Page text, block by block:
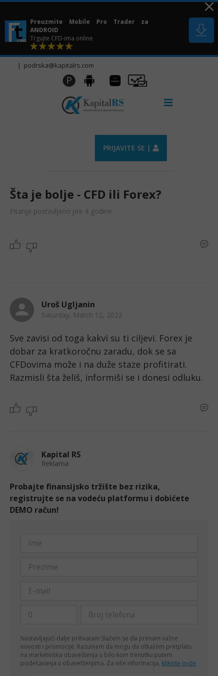
Skip
content
Preuzmite Mobile Pro Trader za
ANDROID
Trgujte CFD-ima online
| podrska@kapitalrs.com
P Android
Huawei
AppGallery
Pro
Trader
PRIJAVITE SE |
Šta je bolje - CFD ili Forex?
Pitanje postavljeno pre 4 godine
Uroš Ugljanin
Saturday, March 12, 2022
Sve zavisi od toga kakvi su ti ciljevi. Forex je
dobar za kratkoročnu zaradu, dok se sa
CFDovima može i na duže staze profitirati.
Razmisli šta želiš, informiši se i donesi odluku.
Kapital RS
Reklama
Probajte finansijsko tržište bez rizika,
registrujte se na vodeću platformu i dobićete
DEMO račun!
Nastavljajući dalje prihvatam Slažem se da primam važne
novosti i promocije. Razumem da mogu da otkažem pretplatu
na marketinška obaveštenja u bilo kom trenutku putem
podešavanja u obaveštenjima. Za više informacija, kliknite ovde